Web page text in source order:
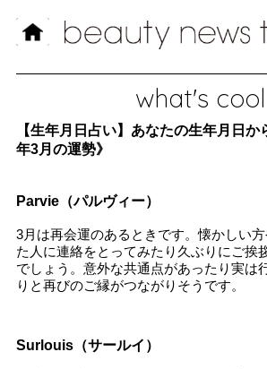
what's cool
【生年月日占い】あなたの生年月日
年3月の運勢》
Parvie（パルヴィー）
3月は再会運のあるときです。懐かしい
た人に連絡をとってみたり久ぶりにご挨
でしょう。意外な共通点があったり実は
りと再びのご縁がつながりそうです。
Surlouis（サールイ）